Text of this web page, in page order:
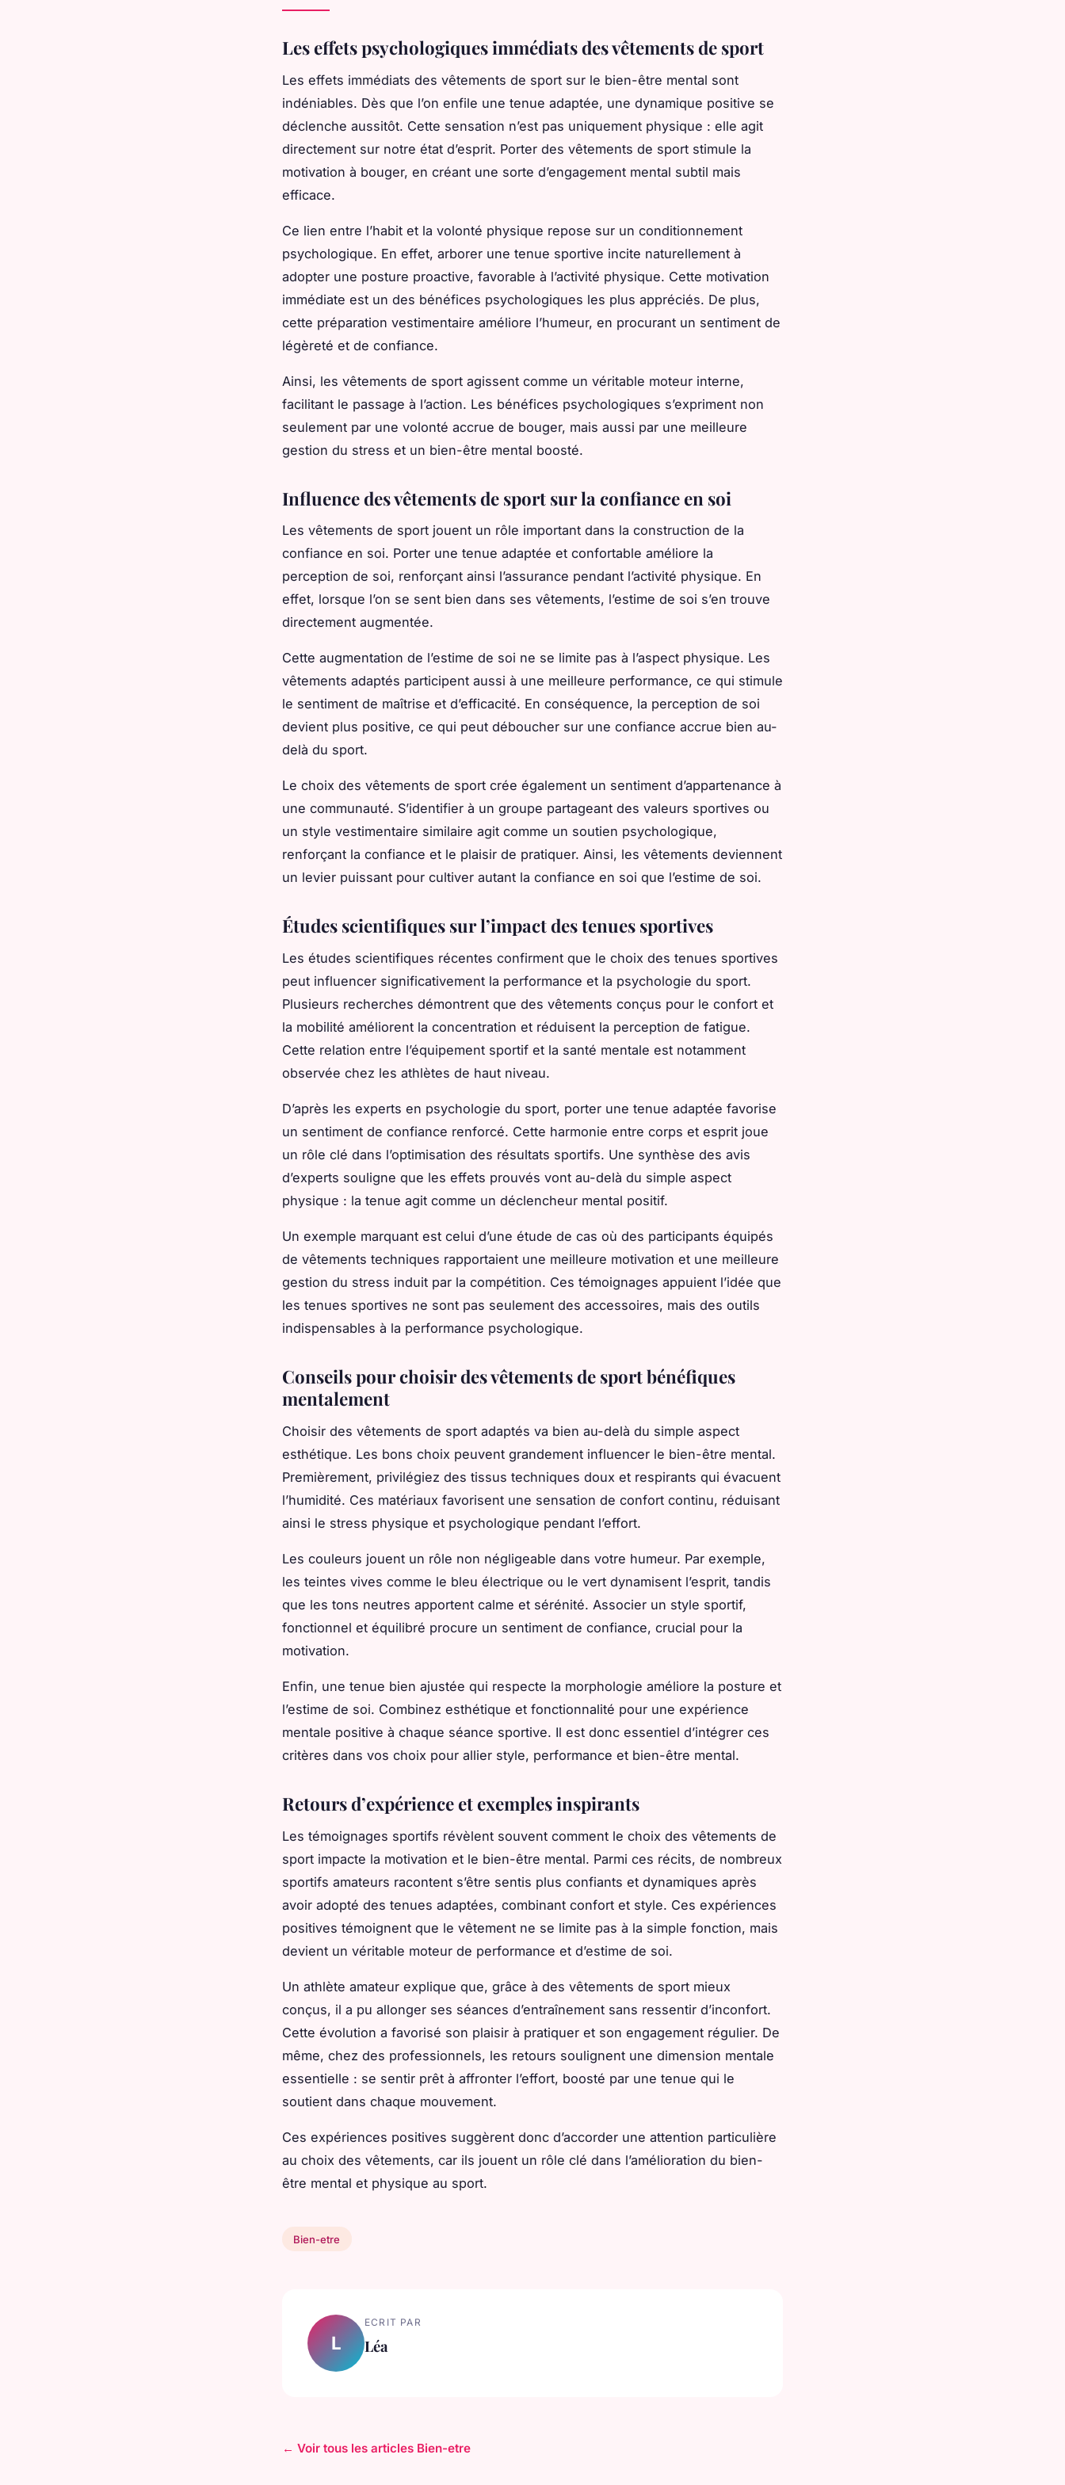
Les effets psychologiques immédiats des vêtements de sport
Les effets immédiats des vêtements de sport sur le bien-être mental sont
indéniables. Dès que l’on enfile une tenue adaptée, une dynamique positive se
déclenche aussitôt. Cette sensation n’est pas uniquement physique : elle agit
directement sur notre état d’esprit. Porter des vêtements de sport stimule la
motivation à bouger, en créant une sorte d’engagement mental subtil mais
efficace.
Ce lien entre l’habit et la volonté physique repose sur un conditionnement
psychologique. En effet, arborer une tenue sportive incite naturellement à
adopter une posture proactive, favorable à l’activité physique. Cette motivation
immédiate est un des bénéfices psychologiques les plus appréciés. De plus,
cette préparation vestimentaire améliore l’humeur, en procurant un sentiment de
légèreté et de confiance.
Ainsi, les vêtements de sport agissent comme un véritable moteur interne,
facilitant le passage à l’action. Les bénéfices psychologiques s’expriment non
seulement par une volonté accrue de bouger, mais aussi par une meilleure
gestion du stress et un bien-être mental boosté.
Influence des vêtements de sport sur la confiance en soi
Les vêtements de sport jouent un rôle important dans la construction de la
confiance en soi. Porter une tenue adaptée et confortable améliore la
perception de soi, renforçant ainsi l’assurance pendant l’activité physique. En
effet, lorsque l’on se sent bien dans ses vêtements, l’estime de soi s’en trouve
directement augmentée.
Cette augmentation de l’estime de soi ne se limite pas à l’aspect physique. Les
vêtements adaptés participent aussi à une meilleure performance, ce qui stimule
le sentiment de maîtrise et d’efficacité. En conséquence, la perception de soi
devient plus positive, ce qui peut déboucher sur une confiance accrue bien au-
delà du sport.
Le choix des vêtements de sport crée également un sentiment d’appartenance à
une communauté. S’identifier à un groupe partageant des valeurs sportives ou
un style vestimentaire similaire agit comme un soutien psychologique,
renforçant la confiance et le plaisir de pratiquer. Ainsi, les vêtements deviennent
un levier puissant pour cultiver autant la confiance en soi que l’estime de soi.
Études scientifiques sur l’impact des tenues sportives
Les études scientifiques récentes confirment que le choix des tenues sportives
peut influencer significativement la performance et la psychologie du sport.
Plusieurs recherches démontrent que des vêtements conçus pour le confort et
la mobilité améliorent la concentration et réduisent la perception de fatigue.
Cette relation entre l’équipement sportif et la santé mentale est notamment
observée chez les athlètes de haut niveau.
D’après les experts en psychologie du sport, porter une tenue adaptée favorise
un sentiment de confiance renforcé. Cette harmonie entre corps et esprit joue
un rôle clé dans l’optimisation des résultats sportifs. Une synthèse des avis
d’experts souligne que les effets prouvés vont au-delà du simple aspect
physique : la tenue agit comme un déclencheur mental positif.
Un exemple marquant est celui d’une étude de cas où des participants équipés
de vêtements techniques rapportaient une meilleure motivation et une meilleure
gestion du stress induit par la compétition. Ces témoignages appuient l’idée que
les tenues sportives ne sont pas seulement des accessoires, mais des outils
indispensables à la performance psychologique.
Conseils pour choisir des vêtements de sport bénéfiques
mentalement
Choisir des vêtements de sport adaptés va bien au-delà du simple aspect
esthétique. Les bons choix peuvent grandement influencer le bien-être mental.
Premièrement, privilégiez des tissus techniques doux et respirants qui évacuent
l’humidité. Ces matériaux favorisent une sensation de confort continu, réduisant
ainsi le stress physique et psychologique pendant l’effort.
Les couleurs jouent un rôle non négligeable dans votre humeur. Par exemple,
les teintes vives comme le bleu électrique ou le vert dynamisent l’esprit, tandis
que les tons neutres apportent calme et sérénité. Associer un style sportif,
fonctionnel et équilibré procure un sentiment de confiance, crucial pour la
motivation.
Enfin, une tenue bien ajustée qui respecte la morphologie améliore la posture et
l’estime de soi. Combinez esthétique et fonctionnalité pour une expérience
mentale positive à chaque séance sportive. Il est donc essentiel d’intégrer ces
critères dans vos choix pour allier style, performance et bien-être mental.
Retours d’expérience et exemples inspirants
Les témoignages sportifs révèlent souvent comment le choix des vêtements de
sport impacte la motivation et le bien-être mental. Parmi ces récits, de nombreux
sportifs amateurs racontent s’être sentis plus confiants et dynamiques après
avoir adopté des tenues adaptées, combinant confort et style. Ces expériences
positives témoignent que le vêtement ne se limite pas à la simple fonction, mais
devient un véritable moteur de performance et d’estime de soi.
Un athlète amateur explique que, grâce à des vêtements de sport mieux
conçus, il a pu allonger ses séances d’entraînement sans ressentir d’inconfort.
Cette évolution a favorisé son plaisir à pratiquer et son engagement régulier. De
même, chez des professionnels, les retours soulignent une dimension mentale
essentielle : se sentir prêt à affronter l’effort, boosté par une tenue qui le
soutient dans chaque mouvement.
Ces expériences positives suggèrent donc d’accorder une attention particulière
au choix des vêtements, car ils jouent un rôle clé dans l’amélioration du bien-
être mental et physique au sport.
Bien-etre
L
ECRIT PAR
Léa
← Voir tous les articles Bien-etre